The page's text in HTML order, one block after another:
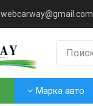
webcarway@gmail.com
Марка авто